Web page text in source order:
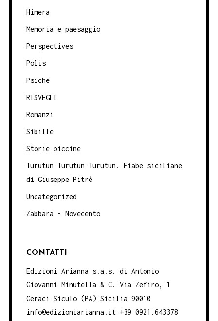
Himera
Memoria e paesaggio
Perspectives
Polis
Psiche
RISVEGLI
Romanzi
Sibille
Storie piccine
Turutun Turutun Turutun. Fiabe siciliane
di Giuseppe Pitrè
Uncategorized
Zabbara - Novecento
CONTATTI
Edizioni Arianna s.a.s. di Antonio
Giovanni Minutella & C. Via Zefiro, 1
Geraci Siculo (PA) Sicilia 90010
info@edizioniarianna.it +39 0921.643378